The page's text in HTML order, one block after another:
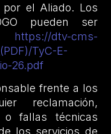
el Aliado. Los
pueden ser
https://dtv-cms-
TyC-E-
26.pdf
frente a los
reclamación,
o fallas técnicas
los servicios de